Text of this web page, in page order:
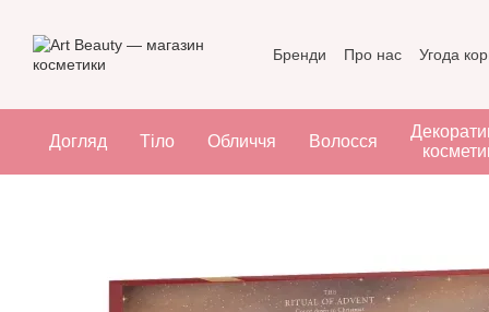
Бренди Про нас Угода
Догляд Тіло Обличчя Волосся